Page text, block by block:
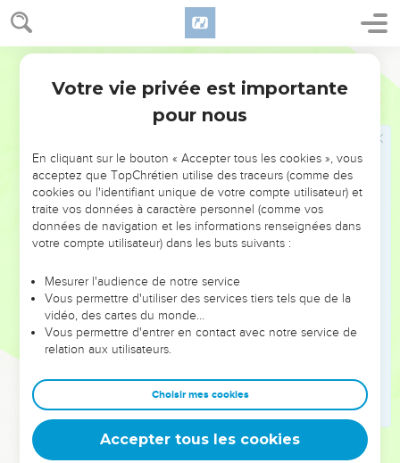
Daniel 7
23 Celui que j’interroge m’explique : « La quatrième bête
représente un quatrième royaume sur la terre. Il est différent
sur la terre, il écrasera tout sous ses pieds et il déchirera tout.
Les dix cornes représentent dix rois. Ils seront à la tête de
autres, prendra le pouvoir et il renversera trois rois.
Il parlera contre le Dieu très-haut et il fera souffrir le
peuple qui lui appartient. Il aura l’intention de changer les
jours des fêtes et la loi du peuple de Dieu. Ce peuple sera
en son pouvoir pendant trois ans et demi.
Ensuite, il y aura dans le ciel un jugement qui enlèvera le
pouvoir à ce royaume. Ainsi il disparaîtra et sera détruit.
Le pouvoir, la puissance et la grandeur de tous les
royaumes de la terre seront pour le peuple qui appartient au
tous les royaumes lui obéiront et le serviront. »
Le récit finit ici. Moi Daniel, je suis vraiment effrayé par
mes pensées. Je deviens très pâle et je réfléchis à tout cela.
Votre vie privée est importante
pour nous
En cliquant sur le bouton « Accepter tous les cookies », vous
acceptez que TopChrétien utilise des traceurs (comme des
cookies ou l'identifiant unique de votre compte utilisateur) et
traite vos données à caractère personnel (comme vos
données de navigation et les informations renseignées dans
votre compte utilisateur) dans les buts suivants :
Mesurer l'audience de notre service
Vous permettre d'utiliser des services tiers tels que de la
vidéo, des cartes du monde…
Vous permettre d'entrer en contact avec notre service de
relation aux utilisateurs.
Choisir mes cookies
Accepter tous les cookies